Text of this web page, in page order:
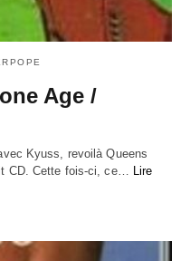
Age /
Kyuss, revoilà Queens
CD. Cette fois-ci, ce… Lire